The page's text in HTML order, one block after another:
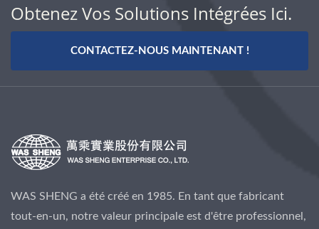
Obtenez Vos Solutions Intégrées Ici.
CONTACTEZ-NOUS MAINTENANT !
WAS SHENG a été créé en 1985. En tant que fabricant
tout-en-un, notre valeur principale est d'être professionnel,